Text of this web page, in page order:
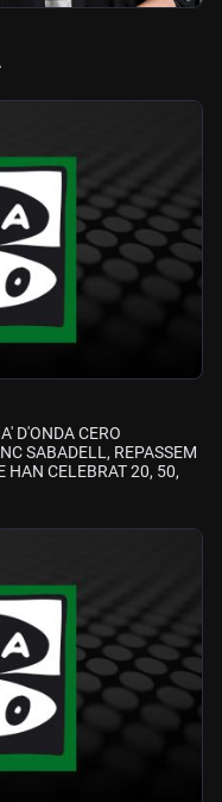
D'ONDA CERO
SABADELL, REPASSEM
HAN CELEBRAT 20, 50,